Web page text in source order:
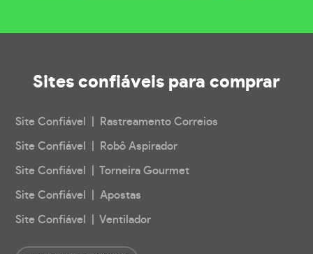
Sites confiáveis para comprar
Site Confiável | Rastreamento Correios
Site Confiável | Robô Aspirador
Site Confiável | Torneira Gourmet
Site Confiável | Apostas
Site Confiável | Ventilador